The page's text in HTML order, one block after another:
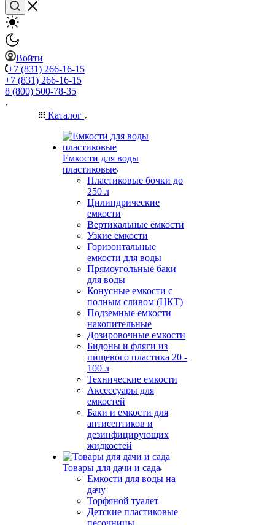
Войти
+7 (831) 266-16-15
+7 (831) 266-16-15
8 (800) 500-78-35
Каталог
Емкости для воды
пластиковые
Пластиковые бочки до
250 л
Цилиндрические
емкости
Вертикальные емкости
Узкие емкости
Горизонтальные
емкости для воды
Прямоугольные баки
для воды
Конусные емкости с
полным сливом (ЦКТ)
Подземные емкости
накопительные
Дозировочные емкости
Бидоны и фляги из
пищевого пластика 20 -
100 л
Технические емкости
Аксессуары для
емкостей
Баки и емкости для
антисептиков и
дезинфицирующих
жидкостей
Товары для дачи и сада
Емкости для воды на
дачу
Торфяной туалет
Детские пластиковые
песочницы